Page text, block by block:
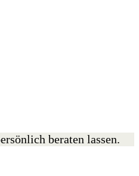
beraten lassen.